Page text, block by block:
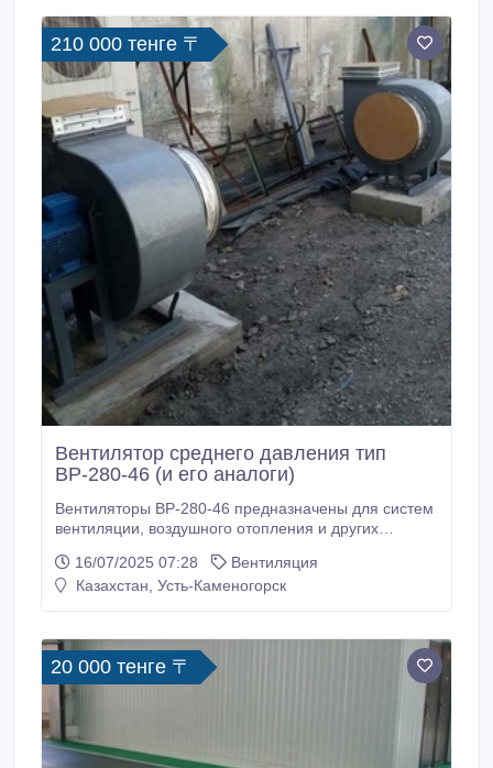
210 000 тенге 〒
Вентилятор среднего давления тип
ВР-280-46 (и его аналоги)
Вентиляторы ВР-280-46 предназначены для систем
вентиляции, воздушного отопления и других
служат для перемещения воздуха и других газовых
смесей при температуре от минус 40°С до плюс
не более 100 мг/м³.
16/07/2025 07:28
Вентиляция
Казахстан, Усть-Каменогорск
20 000 тенге 〒